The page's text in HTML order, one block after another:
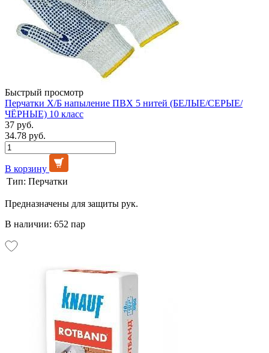
Быстрый просмотр
Перчатки Х/Б напыление ПВХ 5 нитей (БЕЛЫЕ/СЕРЫЕ/
ЧЁРНЫЕ) 10 класс
37 руб.
34.78 руб.
В корзину
Тип: Перчатки
Предназначены для защиты рук.
В наличии: 652 пар